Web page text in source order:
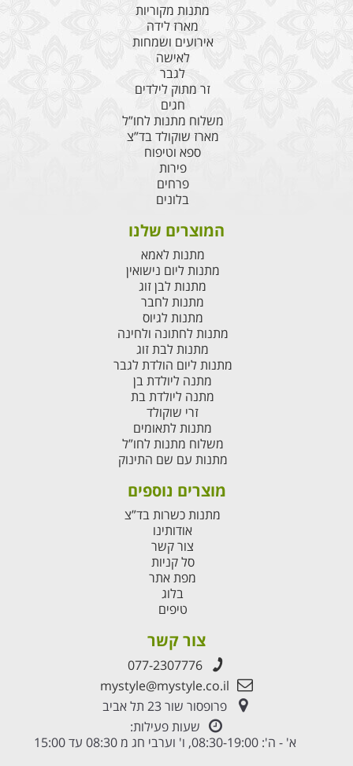
מתנות מקוריות
מארז לידה
אירועים ושמחות
לאישה
לגבר
זר מתוק לילדים
חגים
משלוח מתנות לחו”ל
מארז שוקולד בד”צ
ספא וטיפוח
פירות
פרחים
בלונים
המוצרים שלנו
מתנות לאמא
מתנות ליום נישואין
מתנות לבן זוג
מתנות לחבר
מתנות לגיוס
מתנות לחתונה ולחינה
מתנות לבת זוג
מתנות ליום הולדת לגבר
מתנה ליולדת בן
מתנה ליולדת בת
זרי שוקולד
מתנות לתאומים
משלוח מתנות לחו”ל
מתנות עם שם התינוק
מוצרים נוספים
מתנות כשרות בד”צ
אודותינו
צור קשר
סל קניות
מפת אתר
בלוג
טיפים
צור קשר
077-2307776
mystyle@mystyle.co.il
פרופסור שור 23 תל אביב
שעות פעילות:
א' - ה': 08:30-19:00, ו' וערבי חג מ 08:30 עד 15:00